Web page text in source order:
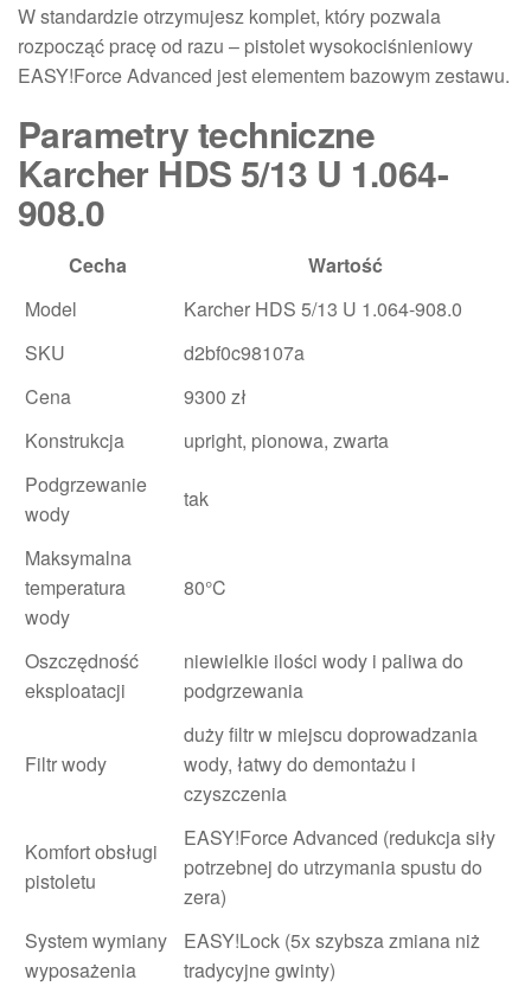
W standardzie otrzymujesz komplet, który pozwala
rozpocząć pracę od razu – pistolet wysokociśnieniowy
EASY!Force Advanced jest elementem bazowym zestawu.
Parametry techniczne
Karcher HDS 5/13 U 1.064-
908.0
Cecha
Wartość
Model
Karcher HDS 5/13 U 1.064-908.0
SKU
d2bf0c98107a
Cena
9300 zł
Konstrukcja
upright, pionowa, zwarta
Podgrzewanie
wody
tak
Maksymalna
temperatura
wody
80°C
Oszczędność
eksploatacji
niewielkie ilości wody i paliwa do
podgrzewania
Filtr wody
duży filtr w miejscu doprowadzania
wody, łatwy do demontażu i
czyszczenia
Komfort obsługi
pistoletu
EASY!Force Advanced (redukcja siły
potrzebnej do utrzymania spustu do
zera)
System wymiany
wyposażenia
EASY!Lock (5x szybsza zmiana niż
tradycyjne gwinty)